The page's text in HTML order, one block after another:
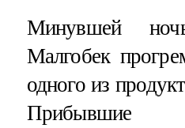
Минувшей
Малгобек
одного из